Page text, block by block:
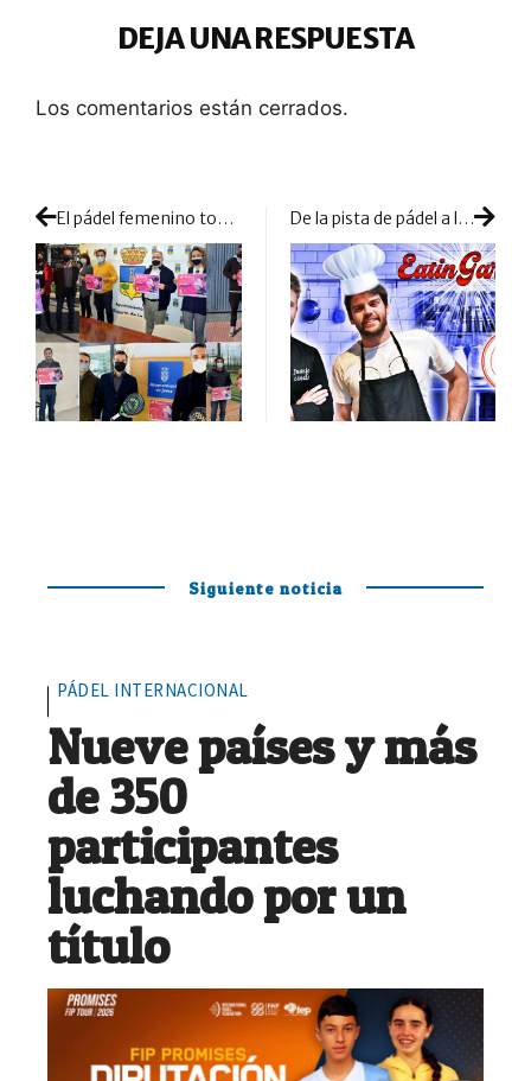
DEJA UNA RESPUESTA
Los comentarios están cerrados.
El pádel femenino toma Andalucía por completo: protagonismo total de las jugadoras De la pista de pádel a la cocina: ¿superará el reto culinario el chef Javi Garrido?
Siguiente noticia
PÁDEL INTERNACIONAL
Nueve países y más
de 350
participantes
luchando por un
título